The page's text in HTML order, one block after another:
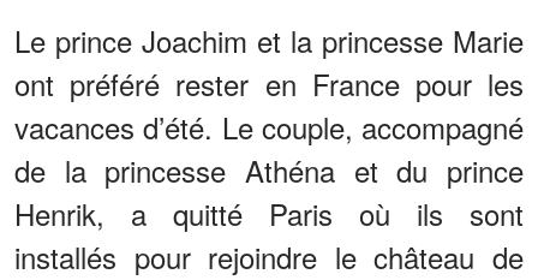
Le prince Joachim et la princesse Marie
ont préféré rester en France pour les
vacances d’été. Le couple, accompagné
de la princesse Athéna et du prince
Henrik, a quitté Paris où ils sont
installés pour rejoindre le château de